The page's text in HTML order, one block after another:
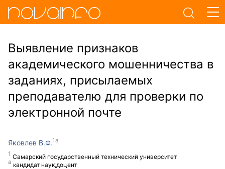
Выявление признаков
академического мошенничества в
заданиях, присылаемых
преподавателю для проверки по
электронной почте
Яковлев В.Ф.
Самарский государственный технический университет
кандидат наук,доцент